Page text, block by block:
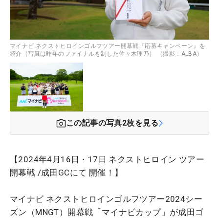
マイナビ ネクストヒロインゴルフツアー開幕戦『応募キャンペーン』を
紹介（写真は昨年のファイナルを制した佐々木理乃） （撮影：ALBA）
この記事の写真2枚を見る
【2024年4月16日・17日 ネクストヒロイン ツアー
開幕戦 /成田GCにて 開催！】
マイナビ ネクストヒロインゴルフツアー2024シー
ズン（MNGT）開幕戦 「マイナビカップ」が成田ゴ